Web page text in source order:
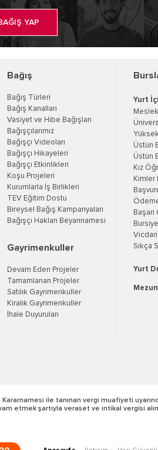
YAP
Bağış
Bağış Türleri
Bağış Kanalları
Vasiyet ve Hibe Bağışları
Bağışçılarımız
Bağışçı Videoları
Bağışçı Hikayeleri
Bağışçı Etkinlikleri
Koşu Projeleri
Kurumlarla İş Birlikleri
TEV Eğitim Dostu
Bireysel Bağış Kampanyaları
Bağışçı Hakları Beyannamesi
Gayrimenkuller
Devam Eden Projeler
Tamamlanan Projeler
Satılık Gayrimenkuller
Kiralık Gayrimenkuller
İhale Duyuruları
Yurt
Üstün
Üstün
Kız
Kimler
Sıkça
Yurt
ile tanınan vergi muafiyeti
etmek şartıyla veraset ve intikal vergisi